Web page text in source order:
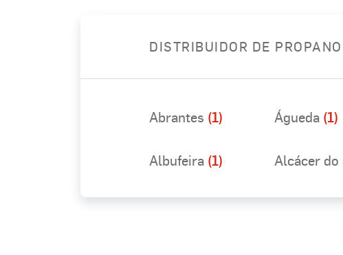
DISTRIBUIDOR DE
Abrantes (1) Águeda (1)
Albufeira (1) Alcácer do